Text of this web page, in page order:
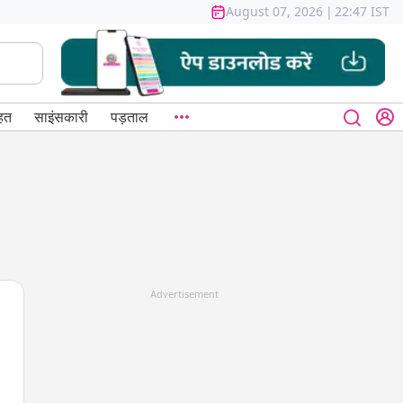
August 07, 2026 | 22:47 IST
साइंसकारी पड़ताल
Advertisement